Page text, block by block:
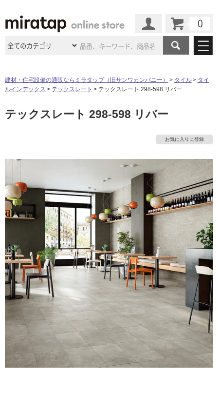
商品カテゴリ
キッチン 浴室（風呂・
トイレ
扉
エクステリア（外構）
ウッドデッキ フローリング・ 床材
収納 インテリア・家具
ペット用品
内装用建材 パネル・壁材
ロートアイアン 天然石・石材
メンテナンス・ 施工材 新商品
施工事例
施工事例 法人案件納入事例
インタビュー
店舗・施設事例
ショールーム
ショールーム
大阪 仙台ショールーム
名古屋ショールーム 京都 ショールーム
福岡ショールーム 札幌スマートショールー
ム
横浜スマートショールー
ム
ウェルビーみのお
HDC
BOX
サポート
初めての方へ
よくある質問 お問い合わせ
修理お問い合わせ クレーム公開
説明書・図面検索 水まわり3年保証
お役立ち情報 住まいのスタイリング
アイデア
ミラタップ チャンネル
オンライン相談
その他サービス
ミラタップと創る家
ASOLIE
工事会社紹介Coziコンシ
ェルジュ
自分らしい家づくり
SUVACO
最高のリノベ会社が みつ
かるリノベりす
建材・住宅設備の通販ならミラタップ（旧サンワカンパニー） タイル
タイ
ルインデックス
テックスレート テックスレート 298-598 リバー
テックスレート 298-598 リバー
お気に入りに登録
タ
イ
ル
内
床・